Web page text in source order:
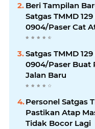
Beri Tampilan
Satgas TMMD
0904/Paser Cat
Marbot
Satgas TMMD
0904/Paser Buat
Jalan Baru
Personel Satgas
Pastikan Atap
Tidak Bocor Lagi